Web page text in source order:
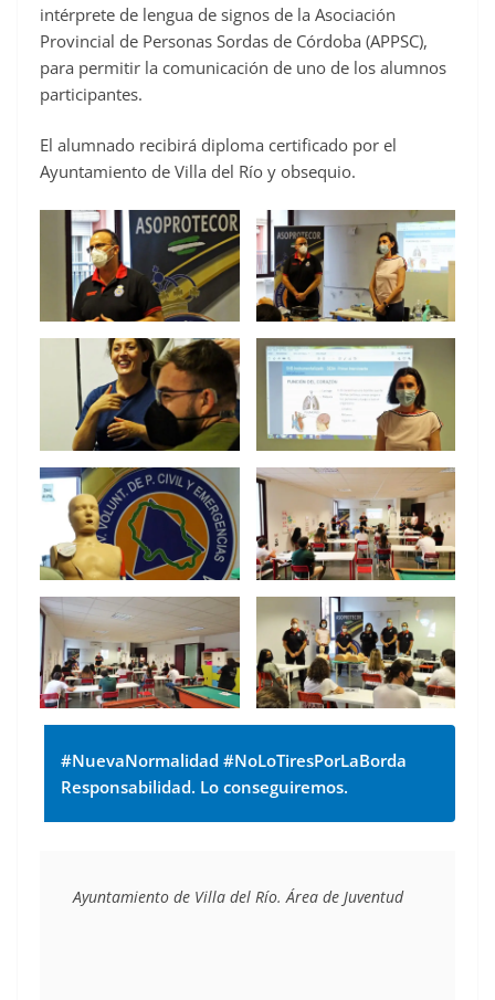
intérprete de lengua de signos de la Asociación
Provincial de Personas Sordas de Córdoba (APPSC),
para permitir la comunicación de uno de los alumnos
participantes.
El alumnado recibirá diploma certificado por el
Ayuntamiento de Villa del Río y obsequio.
#NuevaNormalidad #NoLoTiresPorLaBorda
Responsabilidad. Lo conseguiremos.
Ayuntamiento de Villa del Río. Área de Juventud